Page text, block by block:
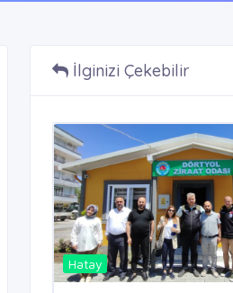
İlginizi Çekebilir
Hatay